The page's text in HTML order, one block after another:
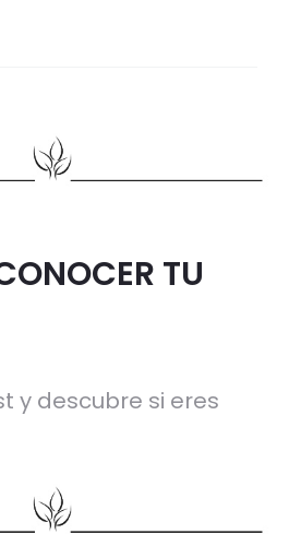
TU
y descubre si eres